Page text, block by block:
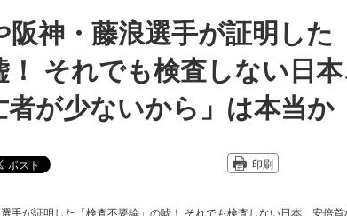
阪神・藤浪選手が証明した
！ それでも検査しない日
者が少ないから」は本当か
印刷